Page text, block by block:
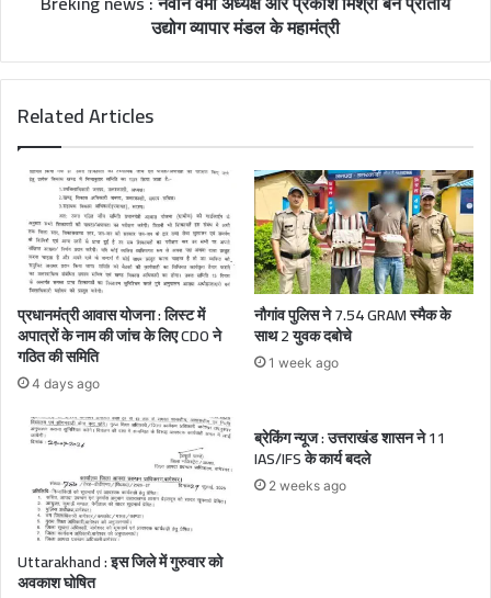
उद्योग व्यापार मंडल के महामंत्री
Related Articles
प्रधानमंत्री आवास योजना : लिस्ट में
अपात्रों के नाम की जांच के लिए CDO ने
गठित की समिति
4 days ago
नौगांव पुलिस ने 7.54 GRAM स्मैक के
साथ 2 युवक दबोचे
1 week ago
Uttarakhand : इस जिले में गुरुवार को
अवकाश घोषित
ब्रेकिंग न्यूज : उत्तराखंड शासन ने 11
IAS/IFS के कार्य बदले
2 weeks ago